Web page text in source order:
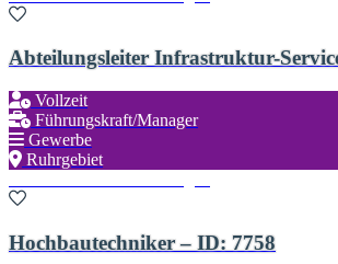
Abteilungsleiter Infrastruktur-
Vollzeit
Führungskraft/Manager
Gewerbe
Ruhrgebiet
Hochbautechniker – ID: 7758